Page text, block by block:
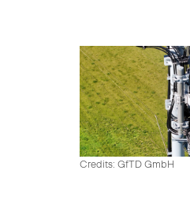
Credits: GfTD GmbH